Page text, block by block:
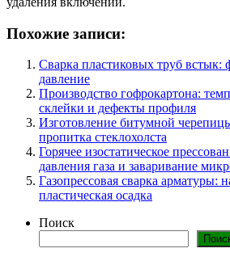
Похожие записи:
Сварка пластиковых труб встык:
давление
Производство гофрокартона:
склейки и дефекты профиля
Изготовление битумной
пропитка стеклохолста
Горячее изостатическое
давления газа и заваривание
Газопрессовая сварка арматуры:
пластическая осадка
Поиск